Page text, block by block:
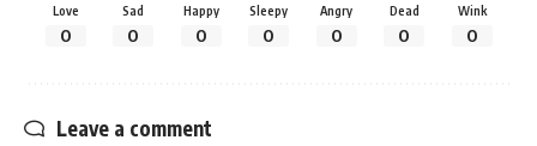
Love
0
Sad
0
Happy
0
Sleepy
0
Angry
0
Dead
0
Wink
0
Leave a comment